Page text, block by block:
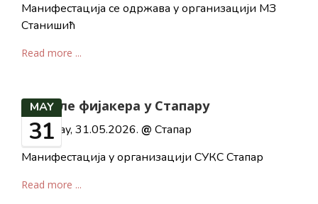
Манифестација се одржава у организацији МЗ
Станишић
Read more ...
MAY
31
Дефиле фијакера у Стапару
Sunday, 31.05.2026. @ Стапар
Манифестација у организацији СУКС Стапар
Read more ...